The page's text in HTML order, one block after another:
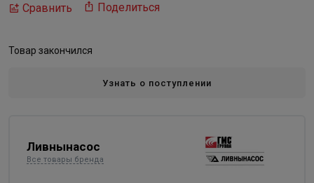
Сравнить Поделиться
Товар закончился
Узнать о поступлении
Ливнынасос
Все товары бренда